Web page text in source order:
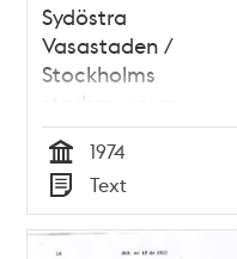
Sydöstra
Vasastaden /
Stockholms
stadsmuseum
Tid
1974
Typ
Text